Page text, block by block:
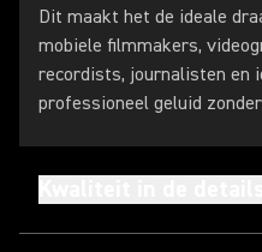
Dit maakt het de ideale
mobiele filmmakers,
recordists, journalisten en
professioneel geluid